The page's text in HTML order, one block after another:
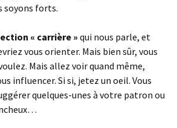
soyons forts.
« carrière »qui nous parle, et
vous orienter. Mais bien sûr, vous
Mais allez voir quand même,
influencer. Si si, jetez un oeil. Vous
quelques-unes à votre patron ou